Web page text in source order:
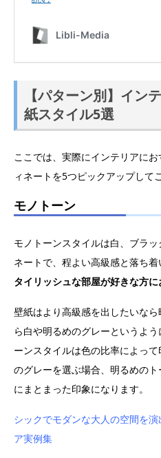
【パターン別】イン
紙スタイル5選
ここでは、実際にインテリアに
ィネートを5つピックアップして
モノトーン
モノトーンスタイルは白、ブラ
ネートで、程よい高級感と落ち着
タイリッシュな部屋が好きな方
壁紙はより高級感を出したいな
ら白や明るめのグレーというよ
ーンスタイルは色の比率によっ
のグレーを選ぶ場合、明るめの
にまとまった印象になります。
シックでモダンな大人の空間を
ア実例集